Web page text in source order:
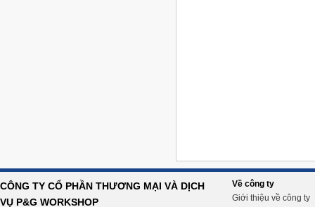
CÔNG TY CỔ PHẦN THƯƠNG MẠI VÀ DỊCH
VỤ P&G WORKSHOP
Về công ty
Giới thiệu về công ty